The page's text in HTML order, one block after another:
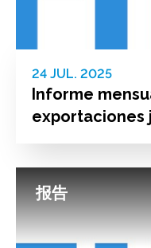
24 JUL. 2025
Informe
exportaciones
报告